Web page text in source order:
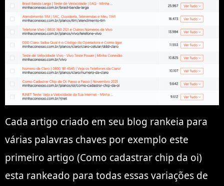
Cada artigo criado em seu blog rankeia para
várias palavras chaves por exemplo este
primeiro artigo (Como cadastrar chip da oi)
esta rankeado para todas essas variações de